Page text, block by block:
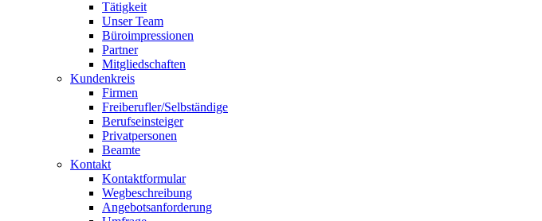
Tätigkeit
Unser Team
Büroimpressionen
Partner
Mitgliedschaften
Kundenkreis
Firmen
Freiberufler/Selbständige
Berufseinsteiger
Privatpersonen
Beamte
Kontakt
Kontaktformular
Wegbeschreibung
Angebotsanforderung